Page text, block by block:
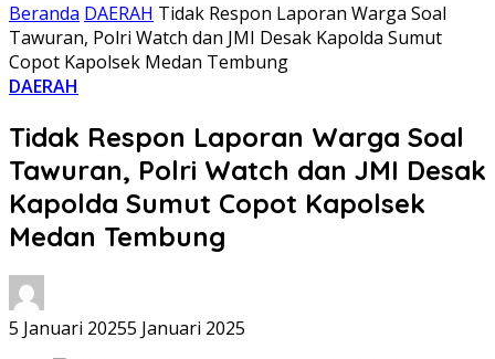
Beranda DAERAH Tidak Respon Laporan Warga Soal
Tawuran, Polri Watch dan JMI Desak Kapolda Sumut
Copot Kapolsek Medan Tembung
DAERAH
Tidak Respon Laporan Warga Soal
Tawuran, Polri Watch dan JMI Desak
Kapolda Sumut Copot Kapolsek
Medan Tembung
5 Januari 20255 Januari 2025